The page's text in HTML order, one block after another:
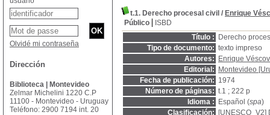
t.1. Derecho procesal civil / Enrique
Público
ISBD
Título :
Derecho
Tipo de documento: texto impreso
Autores:
Enrique
Editorial:
Montevideo
Fecha de publicación: 1974
Número de páginas: t.1 ; 222 p
Idioma :
Español (spa)
Clasificación:
[UNESCO_V2]
Olvidé mi contraseña
Dirección
Biblioteca | Montevideo
Zelmar Michelini 1220 C.P
11100 - Montevideo - Uruguay
Teléfono: 2900 7194 int. 20